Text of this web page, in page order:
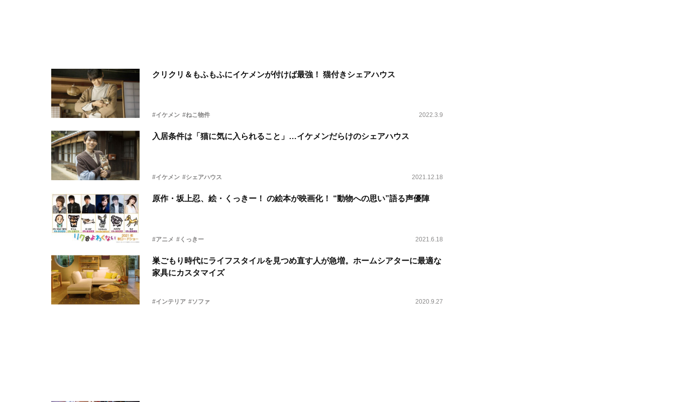
クリクリ＆もふもふにイケメンが付けば最強！ 猫付きシェアハウス
#イケメン #ねこ物件 2022.3.9
入居条件は「猫に気に入られること」…イケメンだらけのシェアハウス
#イケメン #シェアハウス 2021.12.18
原作・坂上忍、絵・くっきー！ の絵本が映画化！ “動物への思い”語る声優陣
#アニメ #くっきー 2021.6.18
巣ごもり時代にライフスタイルを見つめ直す人が急増。ホームシアターに最適な
家具にカスタマイズ
#インテリア #ソファ 2020.9.27